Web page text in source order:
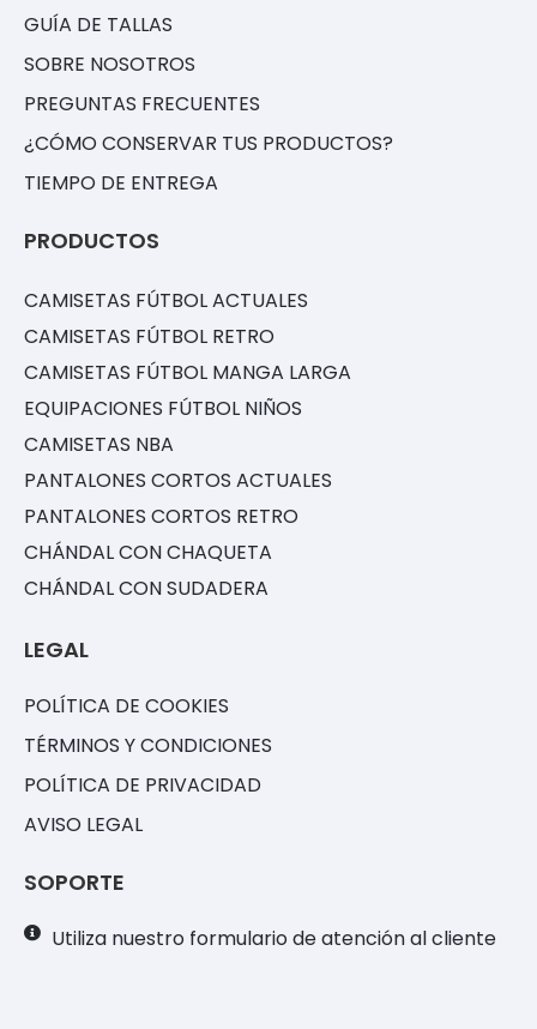
GUÍA DE TALLAS
SOBRE NOSOTROS
PREGUNTAS FRECUENTES
¿CÓMO CONSERVAR TUS PRODUCTOS?
TIEMPO DE ENTREGA
PRODUCTOS
CAMISETAS FÚTBOL ACTUALES
CAMISETAS FÚTBOL RETRO
CAMISETAS FÚTBOL MANGA LARGA
EQUIPACIONES FÚTBOL NIÑOS
CAMISETAS NBA
PANTALONES CORTOS ACTUALES
PANTALONES CORTOS RETRO
CHÁNDAL CON CHAQUETA
CHÁNDAL CON SUDADERA
LEGAL
POLÍTICA DE COOKIES
TÉRMINOS Y CONDICIONES
POLÍTICA DE PRIVACIDAD
AVISO LEGAL
SOPORTE
Utiliza nuestro formulario de atención al cliente